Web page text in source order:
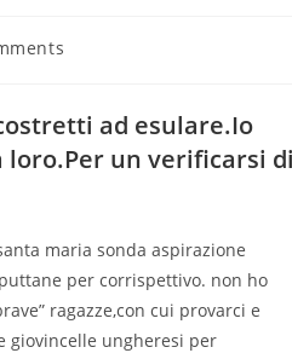
ad esulare.Io
loro.Per un verificarsi di
maria sonda aspirazione
per corrispettivo. non ho
ragazze,con cui provarci e
giovincelle ungheresi per